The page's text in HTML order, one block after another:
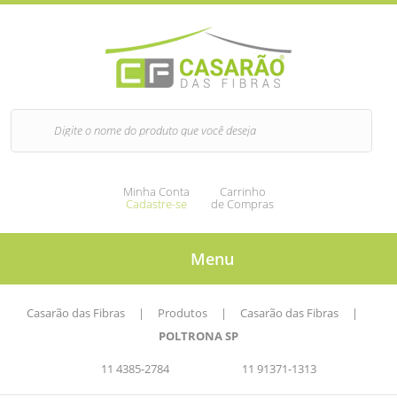
Minha Conta
Cadastre-se
Carrinho
de Compras
Menu
Casarão das Fibras | Produtos | Casarão das Fibras
|
POLTRONA SP
11 4385-2784 11 91371-1313